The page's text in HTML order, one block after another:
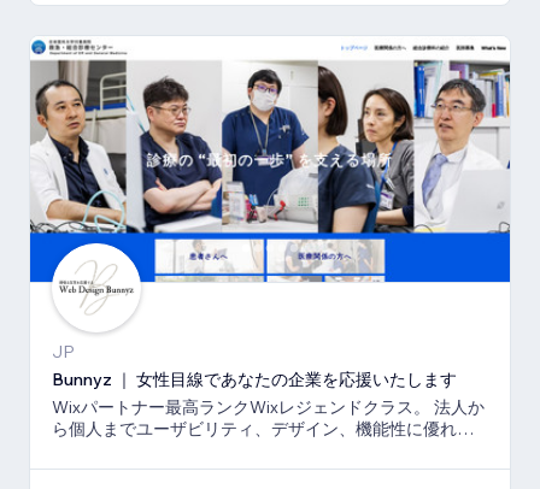
JP
Bunnyz ｜ 女性目線であなたの企業を応援いたします
Wixパートナー最高ランクWixレジェンドクラス。 法人か
ら個人までユーザビリティ、デザイン、機能性に優れた